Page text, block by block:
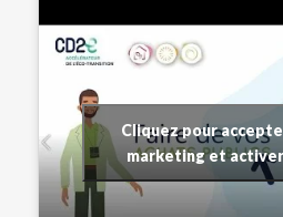
Cliquez pour
marketing et